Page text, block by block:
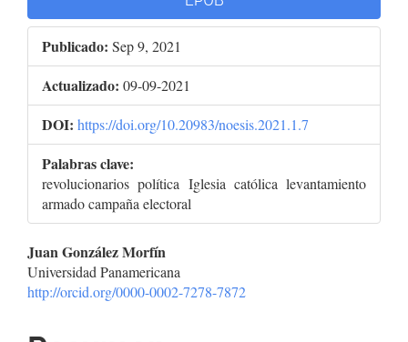
Publicado: Sep 9, 2021
Actualizado: 09-09-2021
DOI: https://doi.org/10.20983/noesis.2021.1.7
Palabras clave:
revolucionarios política Iglesia católica levantamiento
armado campaña electoral
Contenido
principal
Juan González Morfín
Universidad Panamericana
http://orcid.org/0000-0002-7278-7872